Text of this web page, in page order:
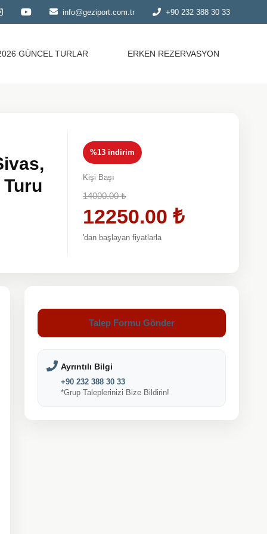
info@geziport.com.tr +90 232 388 30 33
GÜNCEL TURLAR ERKEN REZERVASYON
%13 indirim
Kişi Başı
14000.00₺
12250.00 ₺
'dan başlayan fiyatlarla
Talep Formu Gönder
Ayrıntılı Bilgi
+90 232 388 30 33
*Grup Taleplerinizi Bize Bildirin!